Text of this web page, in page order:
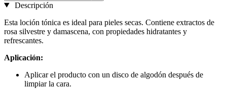
Descripción
Esta loción tónica es ideal para pieles secas. Contiene extractos de
rosa silvestre y damascena, con propiedades hidratantes y
refrescantes.
Aplicación:
Aplicar el producto con un disco de algodón después de
limpiar la cara.